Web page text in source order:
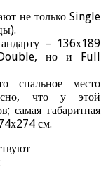
не только Single
– 136х189
но и Full
спальное место
что у этой
самая габаритная
см.